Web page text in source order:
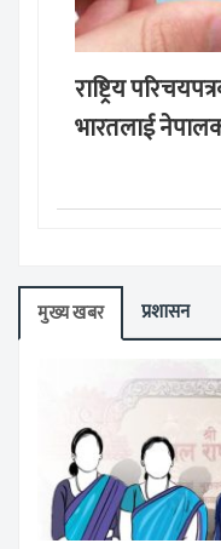
राष्ट्रिय
भारतलाई
मुख्य खबर प्रशासन